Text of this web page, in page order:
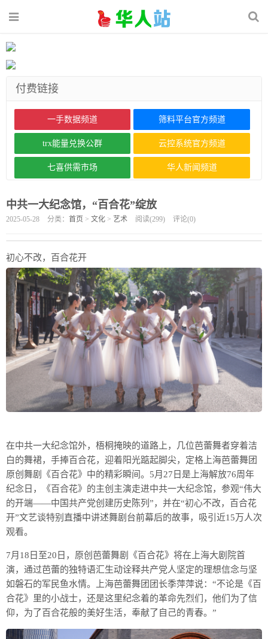
付费链接
一手数据频道 筛料平台官方频道
trx能量兑换公群 云控系统官方频道
七喜供需市场 华人新闻频道
中共一大纪念馆，“百合花”绽放
2025-05-28 分类： 首页 > 文化 > 艺术 阅读(299) 评论(0)
初心不改，百合花开
在中共一大纪念馆外，梧桐掩映的道路上，几位芭蕾舞者穿着洁
白的舞裙，手捧百合花，迎着阳光踮起脚尖，定格上海芭蕾舞团
原创舞剧《百合花》中的精彩瞬间。5月27日是上海解放76周年
纪念日，《百合花》的主创主演走进中共一大纪念馆，参观“伟大
的开端——中国共产党创建历史陈列”，并在“初心不改，百合花
开”文艺谈特别直播中讲述舞剧台前幕后的故事，吸引近15万人次
观看。
7月18日至20日，原创芭蕾舞剧《百合花》将在上海大剧院首
演，通过芭蕾的独特语汇生动诠释共产党人坚定的理想信念与坚
如磐石的军民鱼水情。上海芭蕾舞团团长季萍萍说：“不论是《百
合花》里的小战士，还是这里纪念着的革命先烈们，他们为了信
仰，为了百合花般的美好生活，奉献了自己的青春。”